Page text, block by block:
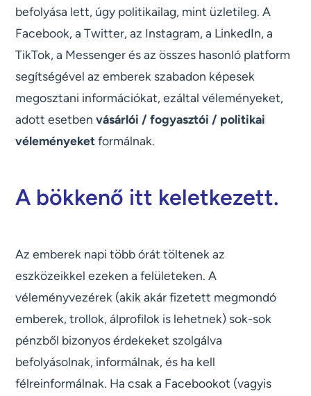
befolyása lett, úgy politikailag, mint üzletileg. A
Facebook, a Twitter, az Instagram, a LinkedIn, a
TikTok, a Messenger és az összes hasonló platform
segítségével az emberek szabadon képesek
megosztani információkat, ezáltal véleményeket,
adott esetbenvásárlói / fogyasztói / politikai
véleményeketformálnak.
A bökkenő itt keletkezett.
Az emberek napi több órát töltenek az
eszközeikkel ezeken a felületeken. A
véleményvezérek (akik akár fizetett megmondó
emberek, trollok, álprofilok is lehetnek) sok-sok
pénzből bizonyos érdekeket szolgálva
befolyásolnak, informálnak, és ha kell
félreinformálnak. Ha csak a Facebookot (vagyis